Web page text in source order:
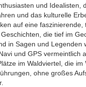
und Idealisten,
und das kulturelle
auf eine faszinierende,
die tief im
in Sagen und Legenden
und GPS vermeintlich
im Waldviertel, die im
ohne großes